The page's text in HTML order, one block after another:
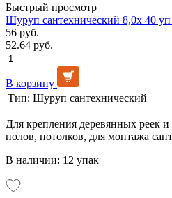
Быстрый просмотр
Шуруп сантехнический 8,0х 40
56 руб.
52.64 руб.
В корзину
Тип: Шуруп сантехнический
Для крепления деревянных реек
полов, потолков, для монтажа
В наличии: 12 упак